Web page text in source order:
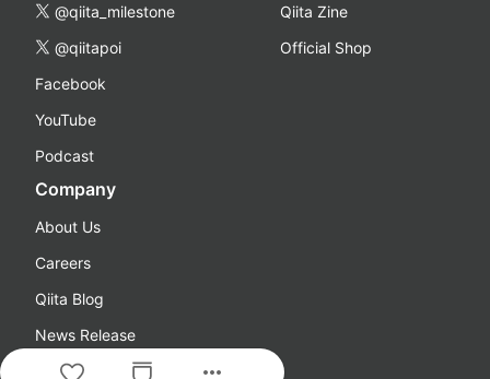
more_horiz
@qiita_milestone
@qiitapoi
Facebook
YouTube
Podcast
Qiita Zine
Official Shop
Company
About Us
Careers
Qiita Blog
News Release